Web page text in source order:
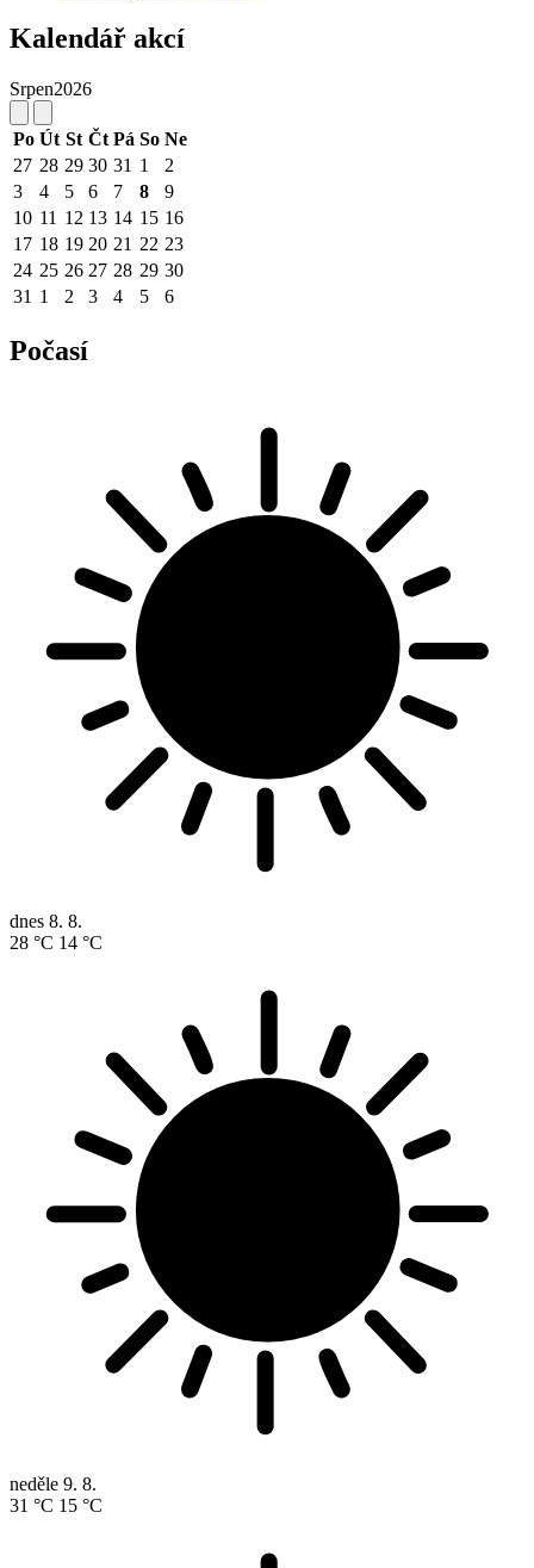
Kalendář akcí
Srpen2026
Po Út St Čt Pá So Ne
27 28 29 30 31 1
2
3
4 5 6 7 8
9
10 11 12 13 14 15 16
17 18 19 20 21 22 23
24 25 26 27 28 29 30
31 1 2 3 4 5 6
Počasí
dnes 8. 8.
28 °C 14 °C
neděle 9. 8.
31 °C 15 °C